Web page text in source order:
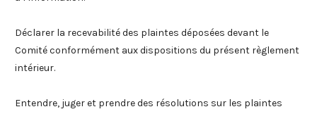
Déclarer la recevabilité des plaintes déposées devant le
Comité conformément aux dispositions du présent règlement
intérieur.
Entendre, juger et prendre des résolutions sur les plaintes